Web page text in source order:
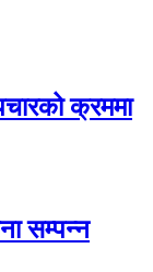
क्रममा
सम्पन्न